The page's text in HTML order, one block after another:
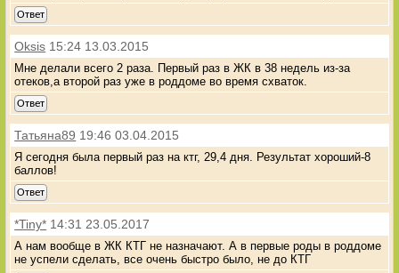
Ответ
Oksis 15:24 13.03.2015
Мне делали всего 2 раза. Первый раз в ЖК в 38 недель из-за
отеков,а второй раз уже в роддоме во время схваток.
Ответ
Татьяна89 19:46 03.04.2015
Я сегодня была первый раз на ктг, 29,4 дня. Результат хороший-8
баллов!
Ответ
*Tiny* 14:31 23.05.2017
А нам вообще в ЖК КТГ не назначают. А в первые роды в роддоме
не успели сделать, все очень быстро было, не до КТГ